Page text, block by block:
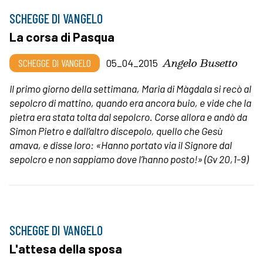
SCHEGGE DI VANGELO
La corsa di Pasqua
SCHEGGE DI VANGELO 05_04_2015 Angelo Busetto
Il primo giorno della settimana, Maria di Màgdala si recò al
sepolcro di mattino, quando era ancora buio, e vide che la
pietra era stata tolta dal sepolcro. Corse allora e andò da
Simon Pietro e dall’altro discepolo, quello che Gesù
amava, e disse loro: «Hanno portato via il Signore dal
sepolcro e non sappiamo dove l’hanno posto!»(Gv 20,1-9)
SCHEGGE DI VANGELO
L'attesa della sposa